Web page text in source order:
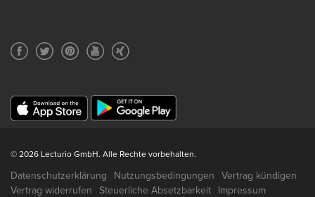
© 2026 Lecturio GmbH. Alle Rechte vorbehalten.
Datenschutzerklärung Nutzungsbedingungen
Vertrag kündigen
Vertrag widerrufen
Steuerliche Absetzbarkeit Impressum